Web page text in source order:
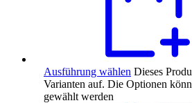
Ausführung wählen Dieses
Varianten auf. Die Optionen
gewählt werden